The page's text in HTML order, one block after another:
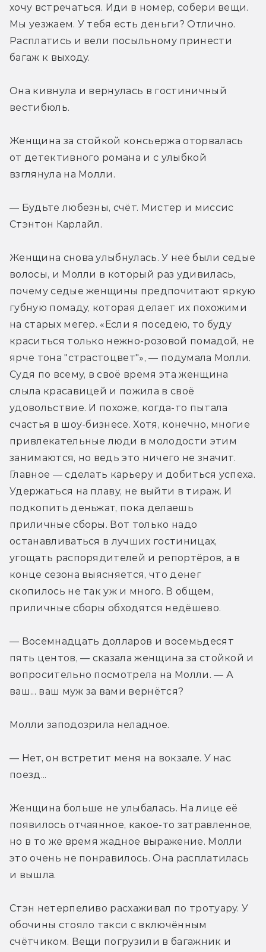
хочу встречаться. Иди в номер, собери вещи.
Мы уезжаем. У тебя есть деньги? Отлично.
Расплатись и вели посыльному принести
багаж к выходу.
Она кивнула и вернулась в гостиничный
вестибюль.
Женщина за стойкой консьержа оторвалась
от детективного романа и с улыбкой
взглянула на Молли.
— Будьте любезны, счёт. Мистер и миссис
Стэнтон Карлайл.
Женщина снова улыбнулась. У неё были седые
волосы, и Молли в который раз удивилась,
почему седые женщины предпочитают яркую
губную помаду, которая делает их похожими
на старых мегер. «Если я поседею, то буду
краситься только нежно-розовой помадой, не
ярче тона "страстоцвет"», — подумала Молли.
Судя по всему, в своё время эта женщина
слыла красавицей и пожила в своё
удовольствие. И похоже, когда-то пытала
счастья в шоу-бизнесе. Хотя, конечно, многие
привлекательные люди в молодости этим
занимаются, но ведь это ничего не значит.
Главное — сделать карьеру и добиться успеха.
Удержаться на плаву, не выйти в тираж. И
подкопить деньжат, пока делаешь
приличные сборы. Вот только надо
останавливаться в лучших гостиницах,
угощать распорядителей и репортёров, а в
конце сезона выясняется, что денег
скопилось не так уж и много. В общем,
приличные сборы обходятся недёшево.
— Восемнадцать долларов и восемьдесят
пять центов, — сказала женщина за стойкой и
вопросительно посмотрела на Молли. — А
ваш... ваш муж за вами вернётся?
Молли заподозрила неладное.
— Нет, он встретит меня на вокзале. У нас
поезд...
Женщина больше не улыбалась. На лице её
появилось отчаянное, какое-то затравленное,
но в то же время жадное выражение. Молли
это очень не понравилось. Она расплатилась
и вышла.
Стэн нетерпеливо расхаживал по тротуару. У
обочины стояло такси с включённым
счётчиком. Вещи погрузили в багажник и